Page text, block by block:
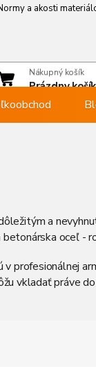
a akosti
sa
Nákupný košík
Prázdny košík
a
oceľ -
profesionálnej
vkladať práve